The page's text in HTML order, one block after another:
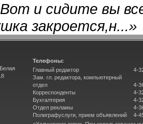
Вот и сидите вы
закроется,н...»
Телефоны:
Главный редактор
Зам. гл. редактора, компьютерный
отдел
Корреспонденты
Бухгалтерия
Отдел рекламы
Полиграфуслуги, прием объявлений
4-
4-
4-
4-
4-
4-